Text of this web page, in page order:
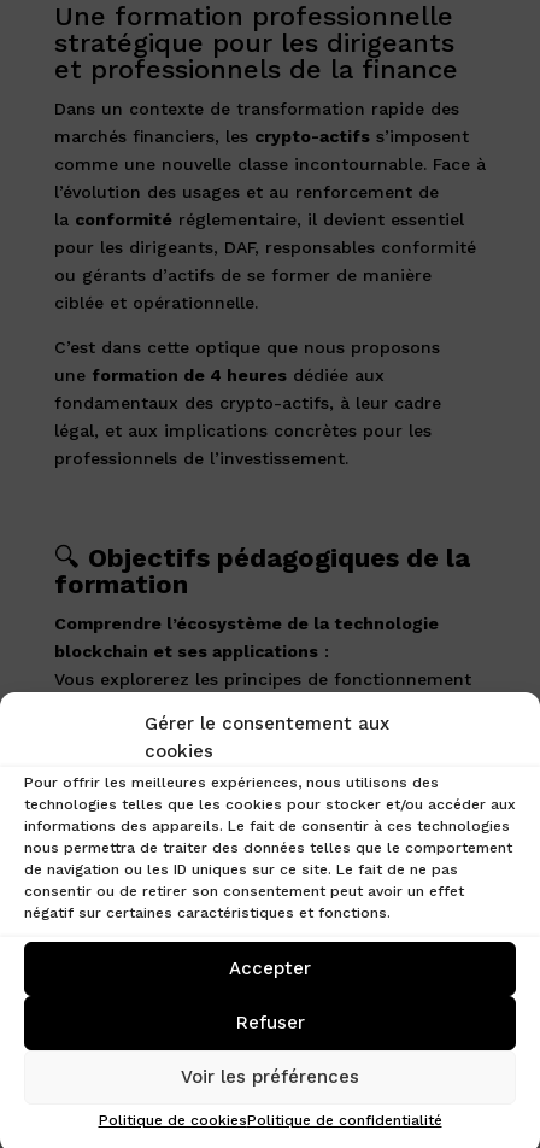
Gérer le consentement aux
cookies
Pour offrir les meilleures expériences, nous utilisons des
technologies telles que les cookies pour stocker et/ou accéder aux
informations des appareils. Le fait de consentir à ces technologies
nous permettra de traiter des données telles que le comportement
de navigation ou les ID uniques sur ce site. Le fait de ne pas
consentir ou de retirer son consentement peut avoir un effet
négatif sur certaines caractéristiques et fonctions.
Accepter
Refuser
Voir les préférences
Politique de cookiesPolitique de confidentialité
Une formation professionnelle
stratégique pour les dirigeants
et professionnels de la finance
Dans un contexte de transformation rapide des
marchés financiers, les crypto-actifs s’imposent
comme une nouvelle classe incontournable. Face à
l’évolution des usages et au renforcement de
la conformité réglementaire, il devient essentiel
pour les dirigeants, DAF, responsables conformité
ou gérants d’actifs de se former de manière
ciblée et opérationnelle.
C’est dans cette optique que nous proposons
une formation de 4 heures dédiée aux
fondamentaux des crypto-actifs, à leur cadre
légal, et aux implications concrètes pour les
professionnels de l’investissement.
🔍 Objectifs pédagogiques de la
formation
Comprendre l’écosystème de la technologie
blockchain et ses applications :
Vous explorerez les principes de fonctionnement
impact sur les infrastructures financières.
Maîtriser les différents formats de jetons d’un
point de vue réglementaire :
Jetons de paiement, jetons utilitaires, jetons
financiers… Vous apprendrez à les distinguer et à
comprendre les obligations qui en découlent.
À travers l’étude de MiCA (Markets in Crypto-
découvrirez comment encadrer cette classe
et des pratiques professionnelles.